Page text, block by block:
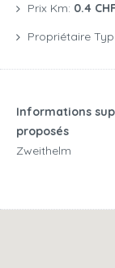
Prix Km: 0.4 CHF
Propriétaire
Informations
proposés
Zweithelm